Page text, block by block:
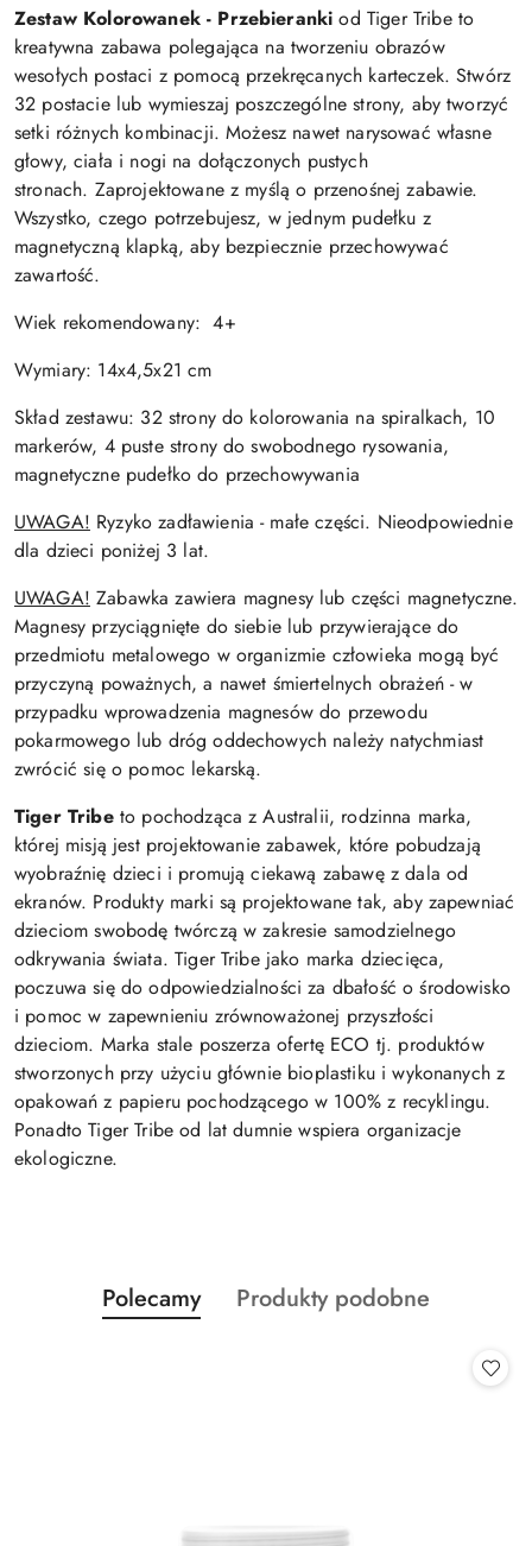
Zestaw Kolorowanek - Przebieranki od Tiger Tribe to
kreatywna zabawa polegająca na tworzeniu obrazów
wesołych postaci z pomocą przekręcanych karteczek. Stwórz
32 postacie lub wymieszaj poszczególne strony, aby tworzyć
setki różnych kombinacji. Możesz nawet narysować własne
głowy, ciała i nogi na dołączonych pustych
stronach. Zaprojektowane z myślą o przenośnej zabawie.
Wszystko, czego potrzebujesz, w jednym pudełku z
magnetyczną klapką, aby bezpiecznie przechowywać
zawartość.
Wiek rekomendowany: 4+
Wymiary: 14x4,5x21 cm
Skład zestawu: 32 strony do kolorowania na spiralkach, 10
markerów, 4 puste strony do swobodnego rysowania,
magnetyczne pudełko do przechowywania
UWAGA! Ryzyko zadławienia - małe części. Nieodpowiednie
dla dzieci poniżej 3 lat.
UWAGA! Zabawka zawiera magnesy lub części magnetyczne.
Magnesy przyciągnięte do siebie lub przywierające do
przedmiotu metalowego w organizmie człowieka mogą być
przyczyną poważnych, a nawet śmiertelnych obrażeń - w
przypadku wprowadzenia magnesów do przewodu
pokarmowego lub dróg oddechowych należy natychmiast
zwrócić się o pomoc lekarską.
Tiger Tribe to pochodząca z Australii, rodzinna marka,
której misją jest projektowanie zabawek, które pobudzają
wyobraźnię dzieci i promują ciekawą zabawę z dala od
ekranów. Produkty marki są projektowane tak, aby zapewniać
dzieciom swobodę twórczą w zakresie samodzielnego
odkrywania świata. Tiger Tribe jako marka dziecięca,
poczuwa się do odpowiedzialności za dbałość o środowisko
i pomoc w zapewnieniu zrównoważonej przyszłości
dzieciom. Marka stale poszerza ofertę ECO tj. produktów
stworzonych przy użyciu głównie bioplastiku i wykonanych z
opakowań z papieru pochodzącego w 100% z recyklingu.
Ponadto Tiger Tribe od lat dumnie wspiera organizacje
ekologiczne.
Pomiń karuzelę produktów
Produkty
o
Polecamy
Produkty
Produkty podobne